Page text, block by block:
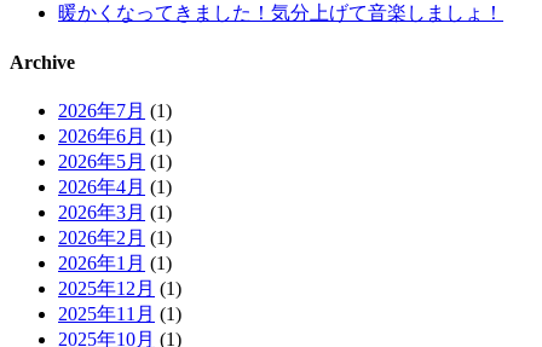
暖かくなってきました！気分上げて音楽しましょ！
Archive
2026年7月 (1)
2026年6月 (1)
2026年5月 (1)
2026年4月 (1)
2026年3月 (1)
2026年2月 (1)
2026年1月 (1)
2025年12月 (1)
2025年11月 (1)
2025年10月 (1)